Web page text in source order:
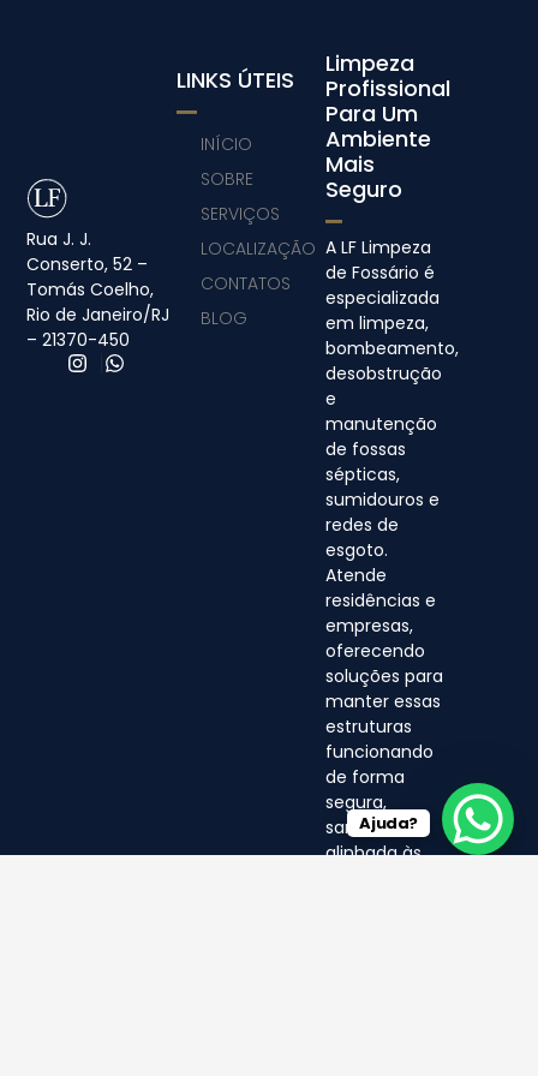
Rua J. J.
Conserto, 52 –
Tomás Coelho,
Rio de Janeiro/RJ
– 21370-450
Limpeza
Profissional
Para Um
Ambiente
Mais
Seguro
A LF Limpeza
de Fossário é
especializada
em limpeza,
bombeamento,
desobstrução
e
manutenção
de fossas
sépticas,
sumidouros e
redes de
esgoto.
Atende
residências e
empresas,
oferecendo
soluções para
manter essas
estruturas
funcionando
de forma
segura,
sanitária e
alinhada às
LINKS ÚTEIS
INÍCIO
SOBRE
SERVIÇOS
LOCALIZAÇÃO
CONTATOS
BLOG
Ajuda?